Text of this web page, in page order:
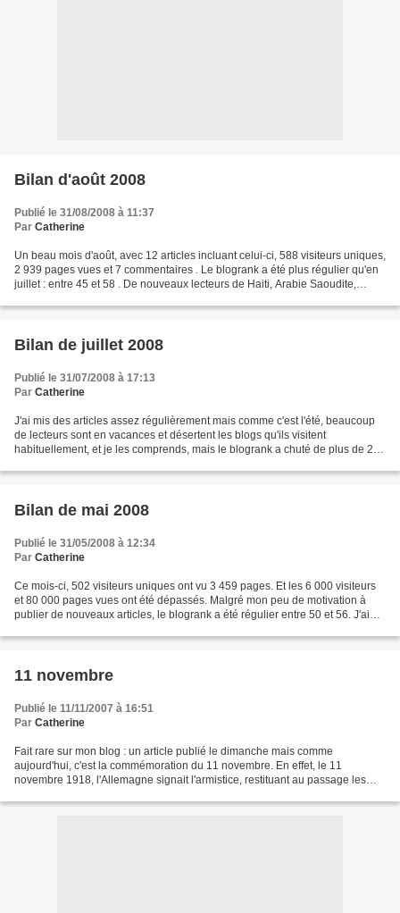
Bilan d'août 2008
Publié le 31/08/2008 à 11:37
Par Catherine
Un beau mois d'août, avec 12 articles incluant celui-ci, 588 visiteurs uniques,
2 939 pages vues et 7 commentaires . Le blogrank a été plus régulier qu'en
juillet : entre 45 et 58 . De nouveaux lecteurs de Haiti, Arabie Saoudite,
Bilan de juillet 2008
Publié le 31/07/2008 à 17:13
Par Catherine
J'ai mis des articles assez régulièrement mais comme c'est l'été, beaucoup
de lecteurs sont en vacances et désertent les blogs qu'ils visitent
habituellement, et je les comprends, mais le blogrank a chuté de plus de 20
Bilan de mai 2008
Publié le 31/05/2008 à 12:34
Par Catherine
Ce mois-ci, 502 visiteurs uniques ont vu 3 459 pages. Et les 6 000 visiteurs
et 80 000 pages vues ont été dépassés. Malgré mon peu de motivation à
publier de nouveaux articles, le blogrank a été régulier entre 50 et 56. J'ai
11 novembre
Publié le 11/11/2007 à 16:51
Par Catherine
Fait rare sur mon blog : un article publié le dimanche mais comme
aujourd'hui, c'est la commémoration du 11 novembre. En effet, le 11
novembre 1918, l'Allemagne signait l'armistice, restituant au passage les